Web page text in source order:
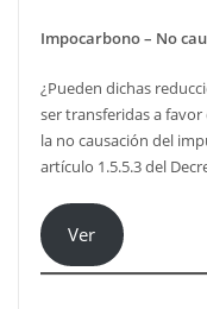
Impocarbono – No
¿Pueden dichas
ser transferidas a
la no causación del
artículo 1.5.5.3 del
Ver